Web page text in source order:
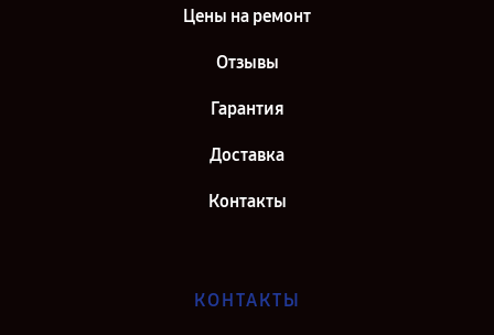
Цены на ремонт
Отзывы
Гарантия
Доставка
Контакты
КОНТАКТЫ